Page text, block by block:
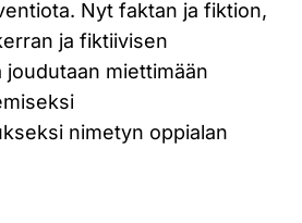
Nyt faktan ja fiktion,
ja fiktiivisen
joudutaan miettimään
nimetyn oppialan